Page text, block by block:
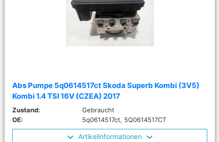
Abs Pumpe 5q0614517ct Skoda Superb Kombi (3V5)
Kombi 1.4 TSI 16V (CZEA) 2017
Zustand:
Gebraucht
OE:
5q0614517ct, 5Q0614517CT
Artikelinformationen